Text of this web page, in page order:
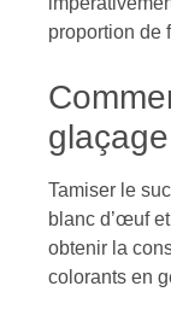
proportion de
Tamiser le
blanc d’œuf
obtenir la
colorants en